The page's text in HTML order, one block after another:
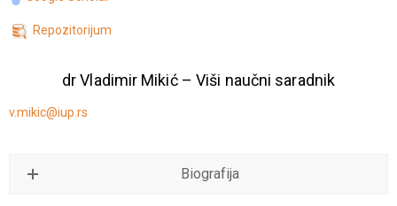
Repozitorijum
dr Vladimir Mikić – Viši naučni saradnik
v.mikic@iup.rs
Biografija